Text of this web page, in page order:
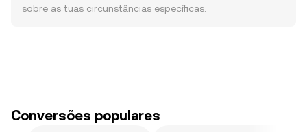
sobre as tuas circunstâncias específicas.
Conversões populares